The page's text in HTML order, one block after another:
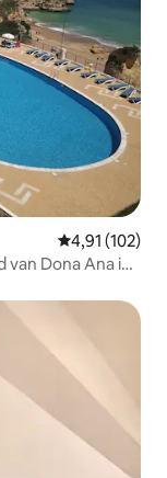
Gemiddelde
4,91 (102)
Dona Ana in